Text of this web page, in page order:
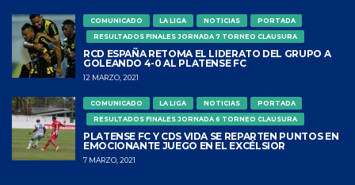
COMUNICADO LA LIGA NOTICIAS
PORTADA
RESULTADOS FINALES JORNADA 7 TORNEO CLAUSURA
RCD ESPAÑA RETOMA EL LIDERATO DEL GRUPO A
GOLEANDO 4-0 AL PLATENSE FC
12 MARZO, 2021
COMUNICADO LA LIGA NOTICIAS
PORTADA
RESULTADOS FINALES JORNADA 6 TORNEO CLAUSURA
PLATENSE FC Y CDS VIDA SE REPARTEN PUNTOS EN
EMOCIONANTE JUEGO EN EL EXCÉLSIOR
7 MARZO, 2021